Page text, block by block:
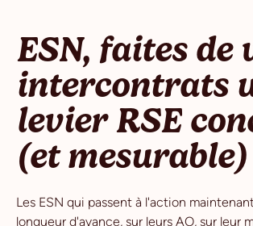
ESN, faites de
intercontrats
levier RSE
(et mesurable)
Les ESN qui passent à l'action
longueur d'avance, sur leurs AO, sur leur